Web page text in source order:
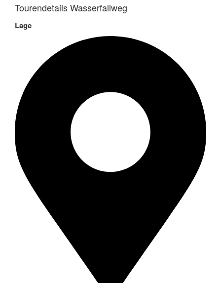
Tourendetails Wasserfallweg
Lage